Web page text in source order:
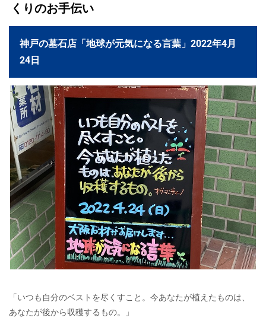
くりのお手伝い
神戸の墓石店「地球が元気になる言葉」2022年4月
24日
「いつも自分のベストを尽くすこと。今あなたが植えたものは、
あなたが後から収穫するもの。」